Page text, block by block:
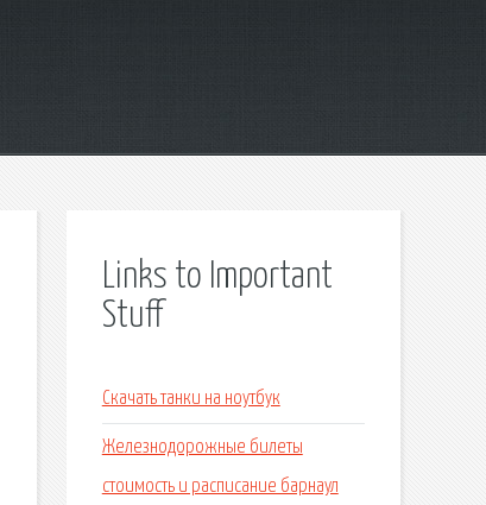
Links to Important
Stuff
Скачать танки на ноутбук
Железнодорожные билеты
стоимость и расписание барнаул